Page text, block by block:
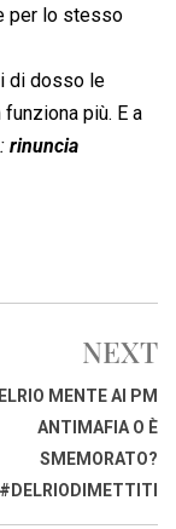
per lo stesso
di dosso le
più. E a
rinuncia
NEXT
MENTE AI PM
ANTIMAFIA O È
SMEMORATO?
#DELRIODIMETTITI